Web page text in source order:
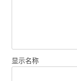
显示名称